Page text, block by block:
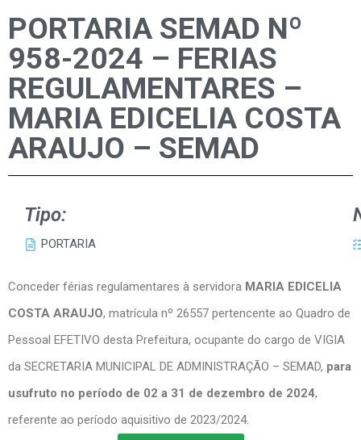
PORTARIA SEMAD Nº
958-2024 – FERIAS
REGULAMENTARES –
MARIA EDICELIA COSTA
ARAUJO – SEMAD
Tipo:
PORTARIA
Conceder férias regulamentares à servidora MARIA EDICELIA
COSTA ARAUJO, matrícula nº 26557 pertencente ao Quadro de
Pessoal EFETIVO desta Prefeitura, ocupante do cargo de VIGIA
da SECRETARIA MUNICIPAL DE ADMINISTRAÇÃO – SEMAD, para
usufruto no período de 02 a 31 de dezembro de 2024,
referente ao período aquisitivo de 2023/2024.